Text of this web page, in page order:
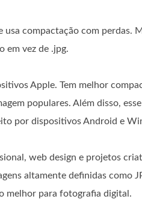
compactação com perdas.
em vez de .jpg.
Apple. Tem melhor
populares. Além disso,
por dispositivos Android e
web design e projetos
altamente definidas como
melhor para fotografia digital.